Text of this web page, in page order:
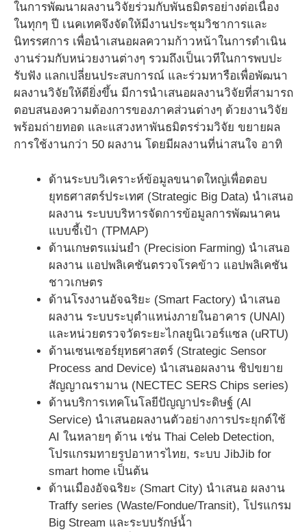
ในการพัฒนาผลงานวิจัยร่วมกับพันธมิตรอย่างต่อเนื่อง
ในทุกๆ ปี เนคเทคจึงจัดให้มีงานประชุมวิชาการและ
นิทรรศการ เพื่อนำเสนอผลความก้าวหน้าในการดำเนิน
งานร่วมกับหน่วยงานต่างๆ รวมถึงเป็นเวทีในการพบปะ
รับฟัง แลกเปลี่ยนประสบการณ์ และร่วมหารือเพื่อพัฒนา
ผลงานวิจัยให้ดียิ่งขึ้น มีการนำเสนอผลงานวิจัยที่สามารถ
ตอบสนองความต้องการของภาคส่วนต่างๆ ด้วยงานวิจัย
พร้อมถ่ายทอด และแสวงหาพันธมิตรร่วมวิจัย ขยายผล
การใช้งานกว่า 50 ผลงาน โดยมีผลงานที่น่าสนใจ อาทิ
ด้านระบบวิเคราะห์ข้อมูลขนาดใหญ่เพื่อตอบ
ยุทธศาสตร์ประเทศ (Strategic Big Data) นำเสนอ
ผลงาน ระบบบริหารจัดการข้อมูลการพัฒนาคน
แบบชี้เป้า (TPMAP)
ด้านเกษตรแม่นยำ (Precision Farming) นำเสนอ
ผลงาน แอปพลิเคชันตรวจโรคข้าว แอปพลิเคชัน
ชาวเกษตร
ด้านโรงงานอัจฉริยะ (Smart Factory) นำเสนอ
ผลงาน ระบบระบุตำแหน่งภายในอาคาร (UNAI)
และหน่วยตรวจวัดระยะไกลยูนิเวอร์แซล (uRTU)
ด้านเซนเซอร์ยุทธศาสตร์ (Strategic Sensor
Process and Device) นำเสนอผลงาน ชิปขยาย
สัญญาณรามาน (NECTEC SERS Chips series)
ด้านบริการเทคโนโลยีปัญญาประดิษฐ์ (AI
Service) นำเสนอผลงานตัวอย่างการประยุกต์ใช้
AI ในหลายๆ ด้าน เช่น Thai Celeb Detection,
โปรแกรมทายรูปอาหารไทย, ระบบ JibJib for
smart home เป็นต้น
ด้านเมืองอัจฉริยะ (Smart City) นำเสนอ ผลงาน
Traffy series (Waste/Fondue/Transit), โปรแกรม
Big Stream และระบบรักษ์น้ำ